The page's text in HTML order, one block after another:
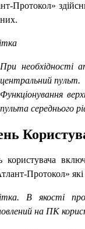
Протокол»
При необхідності
центральний пульт.
Функціонування
пульта середнього
користувача
Протокол» які
В якості
на ПК